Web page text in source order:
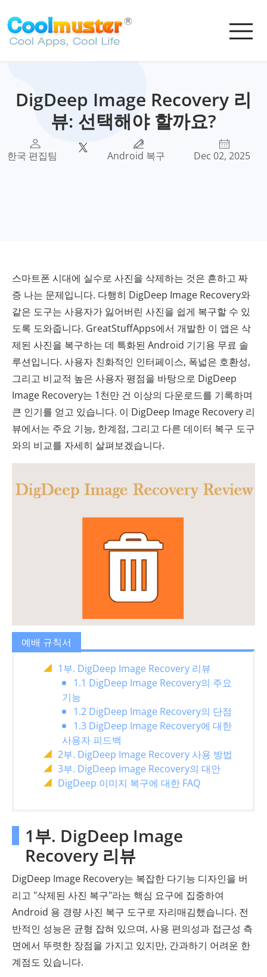
DigDeep Image Recovery 리
뷰: 선택해야 할까요?
한국 편집팀 Android 복구 Dec 02, 2025
스마트폰 시대에 실수로 사진을 삭제하는 것은 흔하고 짜
증 나는 문제입니다. 다행히 DigDeep Image Recovery와
같은 도구는 사용자가 잃어버린 사진을 쉽게 복구할 수 있
도록 도와줍니다. GreatStuffApps에서 개발한 이 앱은 삭
제된 사진을 복구하는 데 특화된 Android 기기용 무료 솔
루션입니다. 사용자 친화적인 인터페이스, 폭넓은 호환성,
그리고 비교적 높은 사용자 평점을 바탕으로 DigDeep
Image Recovery는 1천만 건 이상의 다운로드를 기록하며
큰 인기를 얻고 있습니다. 이 DigDeep Image Recovery 리
뷰에서는 주요 기능, 한계점, 그리고 다른 데이터 복구 도구
와의 비교를 자세히 살펴보겠습니다.
예배 규칙서
1부. DigDeep Image Recovery 리뷰
1.1 DigDeep Image Recovery의 주요
기능
1.2 DigDeep Image Recovery의 단점
1.3 DigDeep Image Recovery에 대한
사용자 피드백
2부. DigDeep Image Recovery 사용 방법
3부. DigDeep Image Recovery의 대안
DigDeep 이미지 복구에 대한 FAQ
1부. DigDeep Image
Recovery 리뷰
DigDeep Image Recovery는 복잡한 다기능 디자인을 버
리고 "삭제된 사진 복구"라는 핵심 요구에 집중하여
Android 용 경량 사진 복구 도구로 자리매김했습니다. 전
반적인 성능은 균형 잡혀 있으며, 사용 편의성과 접근성 측
면에서 뚜렷한 장점을 가지고 있지만, 간과하기 어려운 한
계점도 있습니다.